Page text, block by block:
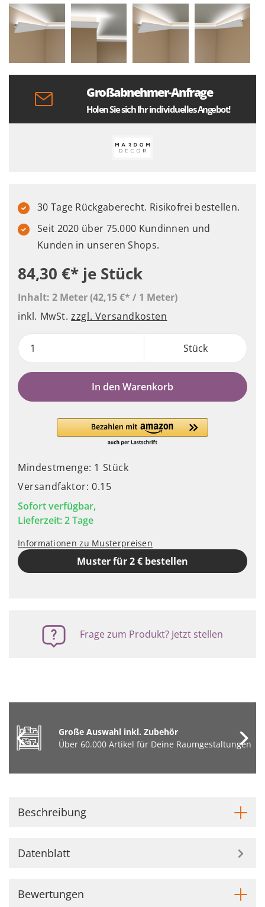
Großabnehmer-Anfrage
Holen Sie sich Ihr individuelles Angebot!
30 Tage Rückgaberecht. Risikofrei bestellen.
Seit 2020 über 75.000 Kundinnen und
Kunden in unseren Shops.
84,30 €* je Stück
Inhalt: 2 Meter(42,15 €* / 1 Meter)
inkl. MwSt.zzgl. Versandkosten
Stück
In den Warenkorb
Mindestmenge: 1 Stück
Versandfaktor: 0.15
Sofort verfügbar,
Lieferzeit: 2 Tage
Informationen zu Musterpreisen
Muster für 2 € bestellen
Frage zum Produkt? Jetzt stellen
Große Auswahl inkl. Zubehör
Über 60.000 Artikel für Deine Raumgestaltungen
Beschreibung
Datenblatt
Bewertungen